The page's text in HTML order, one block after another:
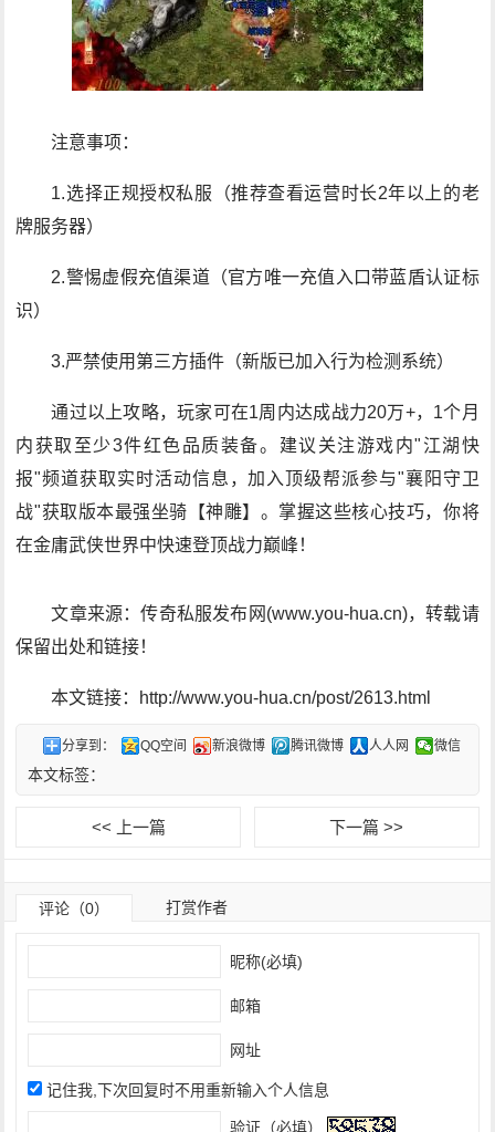
注意事项：
1.选择正规授权私服（推荐查看运营时长2年以上的老
牌服务器）
2.警惕虚假充值渠道（官方唯一充值入口带蓝盾认证标
识）
3.严禁使用第三方插件（新版已加入行为检测系统）
通过以上攻略，玩家可在1周内达成战力20万+，1个月
内获取至少3件红色品质装备。建议关注游戏内"江湖快
报"频道获取实时活动信息，加入顶级帮派参与"襄阳守卫
战"获取版本最强坐骑【神雕】。掌握这些核心技巧，你将
在金庸武侠世界中快速登顶战力巅峰！
文章来源：传奇私服发布网(www.you-hua.cn)，转载请
保留出处和链接！
本文链接：http://www.you-hua.cn/post/2613.html
分享到： QQ空间 新浪微博 腾讯微博 人人网 微信
本文标签：
<< 上一篇 下一篇 >>
评论（0） 打赏作者
昵称(必填)
邮箱
网址
记住我,下次回复时不用重新输入个人信息
验证（必填）